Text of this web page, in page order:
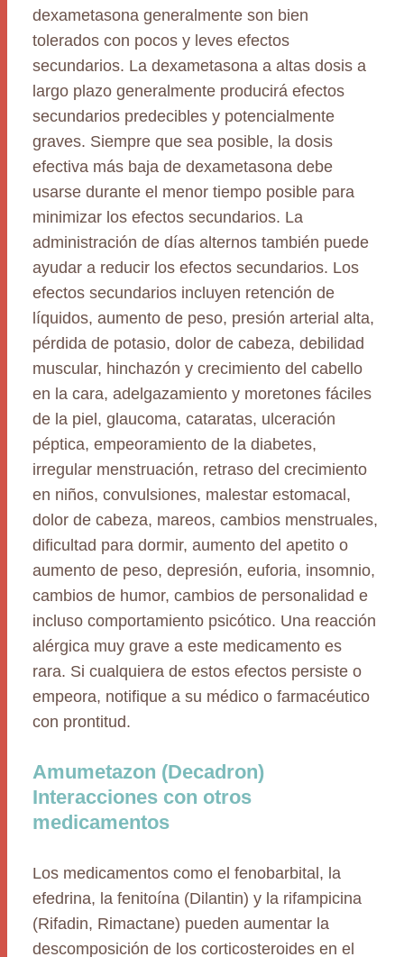
dexametasona generalmente son bien
tolerados con pocos y leves efectos
secundarios. La dexametasona a altas dosis a
largo plazo generalmente producirá efectos
secundarios predecibles y potencialmente
graves. Siempre que sea posible, la dosis
efectiva más baja de dexametasona debe
usarse durante el menor tiempo posible para
minimizar los efectos secundarios. La
administración de días alternos también puede
ayudar a reducir los efectos secundarios. Los
efectos secundarios incluyen retención de
líquidos, aumento de peso, presión arterial alta,
pérdida de potasio, dolor de cabeza, debilidad
muscular, hinchazón y crecimiento del cabello
en la cara, adelgazamiento y moretones fáciles
de la piel, glaucoma, cataratas, ulceración
péptica, empeoramiento de la diabetes,
irregular menstruación, retraso del crecimiento
en niños, convulsiones, malestar estomacal,
dolor de cabeza, mareos, cambios menstruales,
dificultad para dormir, aumento del apetito o
aumento de peso, depresión, euforia, insomnio,
cambios de humor, cambios de personalidad e
incluso comportamiento psicótico. Una reacción
alérgica muy grave a este medicamento es
rara. Si cualquiera de estos efectos persiste o
empeora, notifique a su médico o farmacéutico
con prontitud.
Amumetazon (Decadron)
Interacciones con otros
medicamentos
Los medicamentos como el fenobarbital, la
efedrina, la fenitoína (Dilantin) y la rifampicina
(Rifadin, Rimactane) pueden aumentar la
descomposición de los corticosteroides en el